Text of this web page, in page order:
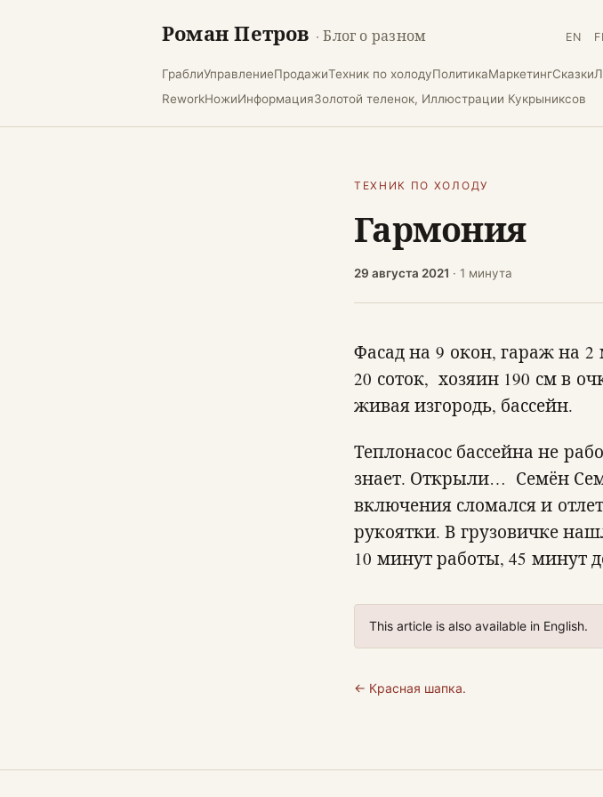
Роман Петров · Блог о разном EN
ГраблиУправлениеПродажиТехник по холодуПолитикаМаркетингСказки
ReworkНожиИнформацияЗолотой теленок, Иллюстрации Кукрыниксов
ТЕХНИК ПО ХОЛОДУ
Гармония
29 августа 2021 · 1 минута
Фасад на 9 окон, гараж на
20 соток, хозяин 190 см в
живая изгородь, бассейн.
Теплонасос бассейна не
знает. Открыли… Семён
включения сломался и
рукоятки. В грузовичке
10 минут работы, 45 минут
This article is also available in English.
← Красная шапка.